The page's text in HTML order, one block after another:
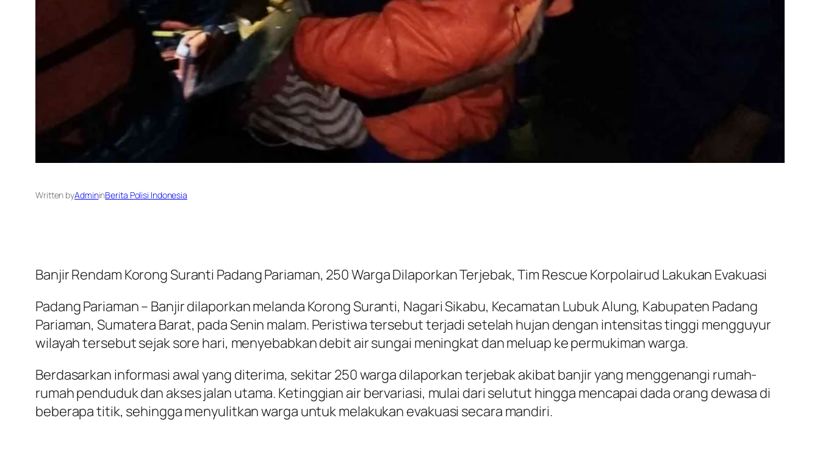
Written byAdmininBerita Polisi Indonesia
Banjir Rendam Korong Suranti Padang Pariaman, 250 Warga Dilaporkan Terjebak, Tim Rescue Korpolairud Lakukan Evakuasi
Padang Pariaman – Banjir dilaporkan melanda Korong Suranti, Nagari Sikabu, Kecamatan Lubuk Alung, Kabupaten Padang
Pariaman, Sumatera Barat, pada Senin malam. Peristiwa tersebut terjadi setelah hujan dengan intensitas tinggi mengguyur
wilayah tersebut sejak sore hari, menyebabkan debit air sungai meningkat dan meluap ke permukiman warga.
Berdasarkan informasi awal yang diterima, sekitar 250 warga dilaporkan terjebak akibat banjir yang menggenangi rumah-
rumah penduduk dan akses jalan utama. Ketinggian air bervariasi, mulai dari selutut hingga mencapai dada orang dewasa di
beberapa titik, sehingga menyulitkan warga untuk melakukan evakuasi secara mandiri.